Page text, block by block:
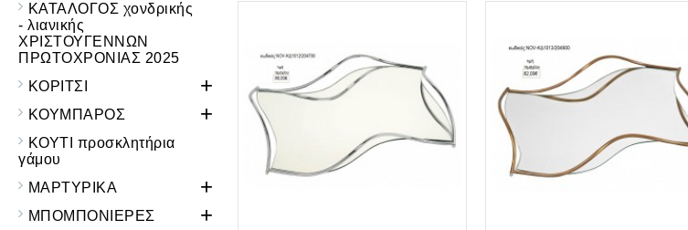
ΚΑΤΑΛΟΓΟΣ χονδρικής
- λιανικής
ΧΡΙΣΤΟΥΓΕΝΝΩΝ
ΠΡΩΤΟΧΡΟΝΙΑΣ 2025
ΚΟΡΙΤΣΙ
+
ΚΟΥΜΠΑΡΟΣ +
ΚΟΥΤΙ προσκλητήρια
γάμου
ΜΑΡΤΥΡΙΚΑ
+
ΜΠΟΜΠΟΝΙΕΡΕΣ +